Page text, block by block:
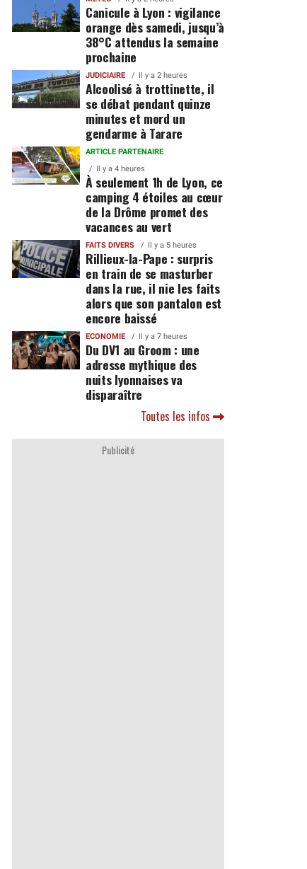
Canicule à Lyon : vigilance
orange dès samedi, jusqu’à
38°C attendus la semaine
prochaine
JUDICIAIRE Il y a 2 heures
Alcoolisé à trottinette, il
se débat pendant quinze
minutes et mord un
gendarme à Tarare
ARTICLE PARTENAIRE
Il y a 4 heures
À seulement 1h de Lyon, ce
camping 4 étoiles au cœur
de la Drôme promet des
vacances au vert
FAITS DIVERS Il y a 5 heures
Rillieux-la-Pape : surpris
en train de se masturber
dans la rue, il nie les faits
alors que son pantalon est
encore baissé
ECONOMIE Il y a 7 heures
Du DV1 au Groom : une
adresse mythique des
nuits lyonnaises va
disparaître
Toutes les infos
Publicité